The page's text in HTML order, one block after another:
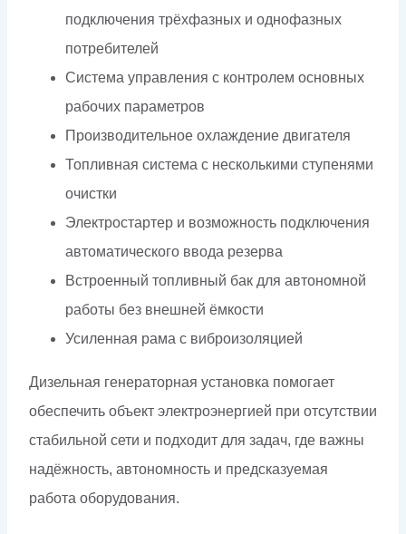
подключения трёхфазных и однофазных
потребителей
Система управления с контролем основных
рабочих параметров
Производительное охлаждение двигателя
Топливная система с несколькими ступенями
очистки
Электростартер и возможность подключения
автоматического ввода резерва
Встроенный топливный бак для автономной
работы без внешней ёмкости
Усиленная рама с виброизоляцией
Дизельная генераторная установка помогает
обеспечить объект электроэнергией при отсутствии
стабильной сети и подходит для задач, где важны
надёжность, автономность и предсказуемая
работа оборудования.